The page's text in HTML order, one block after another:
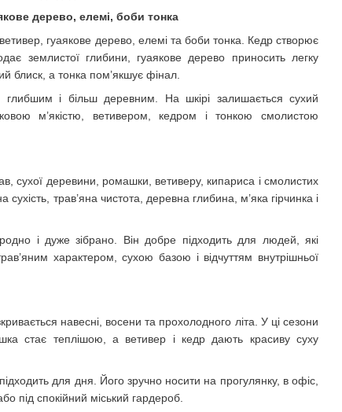
дерево, елемі, боби тонка
гуаякове дерево, елемі та боби тонка. Кедр створює
землистої глибини, гуаякове дерево приносить легку
блиск, а тонка пом’якшує фінал.
і більш деревним. На шкірі залишається сухий
м’якістю, ветивером, кедром і тонкою смолистою
сухої деревини, ромашки, ветиверу, кипариса і смолистих
сухість, трав’яна чистота, деревна глибина, м’яка гірчинка і
і дуже зібрано. Він добре підходить для людей, які
характером, сухою базою і відчуттям внутрішньої
навесні, восени та прохолодного літа. У ці сезони
стає теплішою, а ветивер і кедр дають красиву суху
для дня. Його зручно носити на прогулянку, в офіс,
під спокійний міський гардероб.